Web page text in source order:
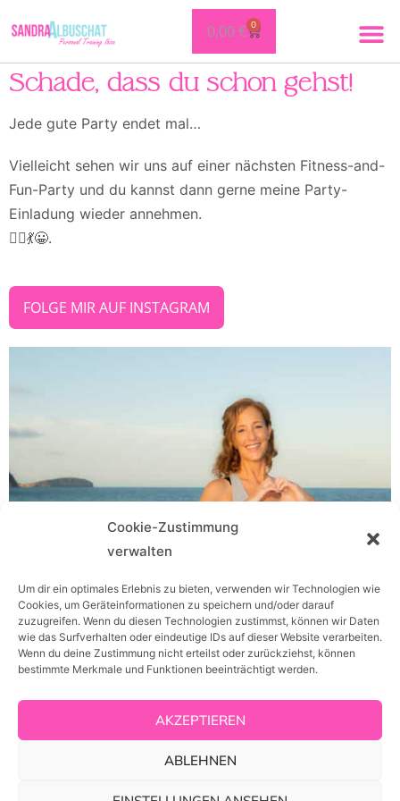
Cookie-Zustimmung
verwalten
Um dir ein optimales Erlebnis zu bieten, verwenden wir Technologien wie
Cookies, um Geräteinformationen zu speichern und/oder darauf
zuzugreifen. Wenn du diesen Technologien zustimmst, können wir Daten
wie das Surfverhalten oder eindeutige IDs auf dieser Website verarbeiten.
Wenn du deine Zustimmung nicht erteilst oder zurückziehst, können
bestimmte Merkmale und Funktionen beeinträchtigt werden.
AKZEPTIEREN
ABLEHNEN
0,00€ 0
Schade, dass du schon gehst!
Jede gute Party endet mal…
Vielleicht sehen wir uns auf einer nächsten Fitness-and-
Fun-Party und du kannst dann gerne meine Party-
Einladung wieder annehmen.
🤸‍♀️💃😀.
FOLGE MIR AUF INSTAGRAM
ImpressumDatenschutz